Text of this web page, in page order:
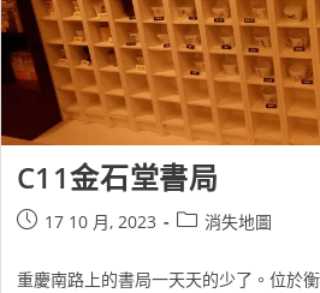
C11金石堂書局
17 10 月, 2023 消失地圖
重慶南路上的書局一天天的少了。位於